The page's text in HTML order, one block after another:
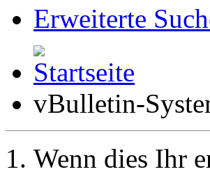
Erweiterte
vBulletin-
Wenn dies Ihr